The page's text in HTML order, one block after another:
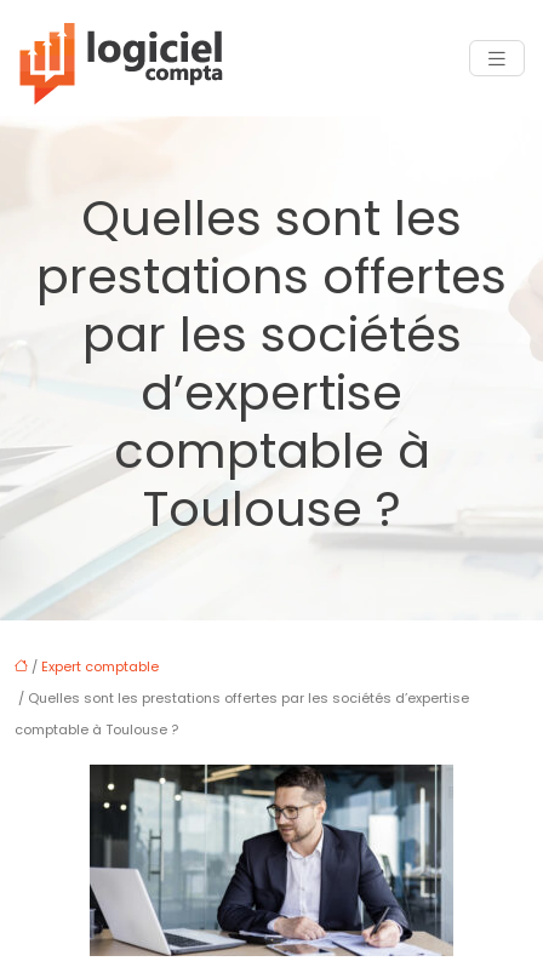
Quelles sont les
prestations offertes
par les sociétés
d’expertise
comptable à
Toulouse ?
/ Expert comptable
/ Quelles sont les prestations offertes par les sociétés d’expertise
comptable à Toulouse ?